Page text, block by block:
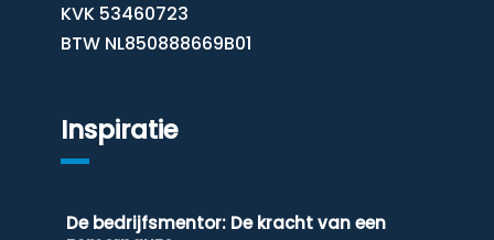
KVK 53460723
BTW NL850888669B01
Inspiratie
De bedrijfsmentor: De kracht van een